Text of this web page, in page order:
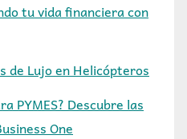
tu vida financiera con
de Lujo en Helicópteros
PYMES? Descubre las
One